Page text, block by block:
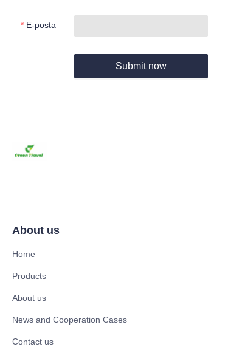
E-posta
Submit now
About us
Home
Products
About us
News and Cooperation Cases
Contact us